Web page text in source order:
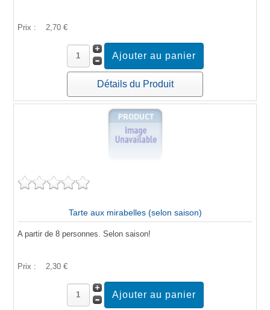
Prix : 2,70 €
Détails du Produit
Tarte aux mirabelles (selon saison)
A partir de 8 personnes. Selon saison!
Prix : 2,30 €